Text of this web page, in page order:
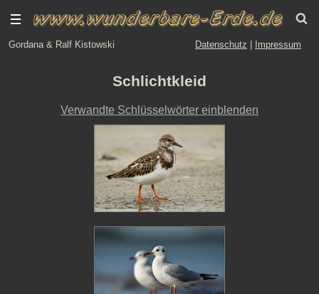
Gordana & Ralf Kistowski Datenschutz Impressum
Schlichtkleid
Verwandte Schlüsselwörter einblenden